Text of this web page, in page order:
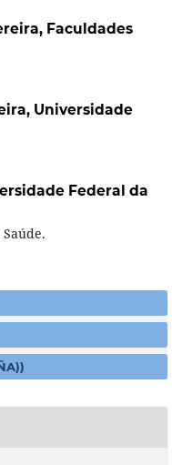
Faculdades
Universidade
Federal da